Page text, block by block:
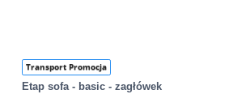
Transport Promocja
Etap sofa - basic - zagłówek